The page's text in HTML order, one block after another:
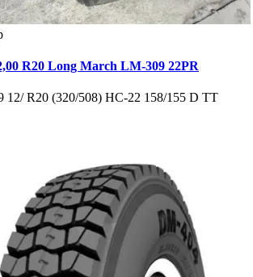
R20 Long March LM-309 22PR
12/ R20 (320/508) НС-22 158/155 D TT